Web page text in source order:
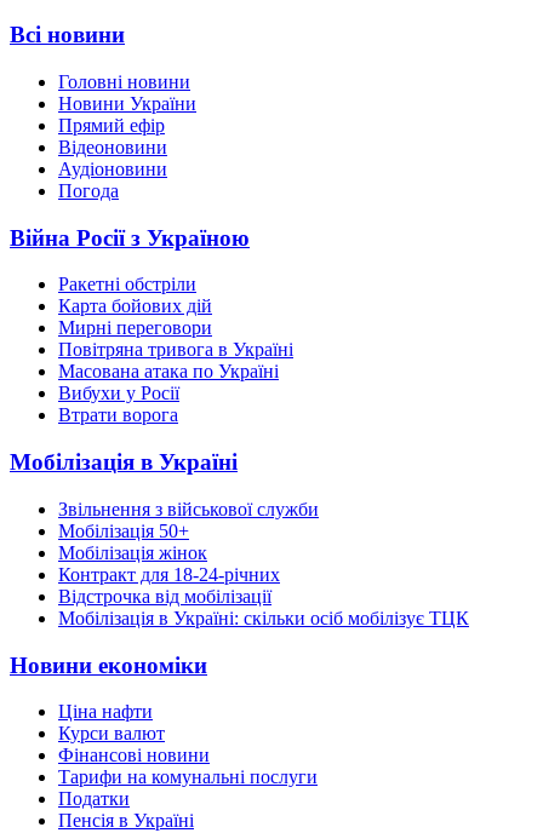
Всі новини
Головні новини
Новини України
Прямий ефір
Відеоновини
Аудіоновини
Погода
Війна Росії з Україною
Ракетні обстріли
Карта бойових дій
Мирні переговори
Повітряна тривога в Україні
Масована атака по Україні
Вибухи у Росії
Втрати ворога
Мобілізація в Україні
Звільнення з військової служби
Мобілізація 50+
Мобілізація жінок
Контракт для 18-24-річних
Відстрочка від мобілізації
Мобілізація в Україні: скільки осіб мобілізує ТЦК
Новини економіки
Ціна нафти
Курси валют
Фінансові новини
Тарифи на комунальні послуги
Податки
Пенсія в Україні